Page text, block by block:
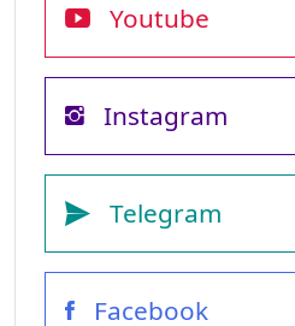
Youtube
Instagram
Telegram
Facebook